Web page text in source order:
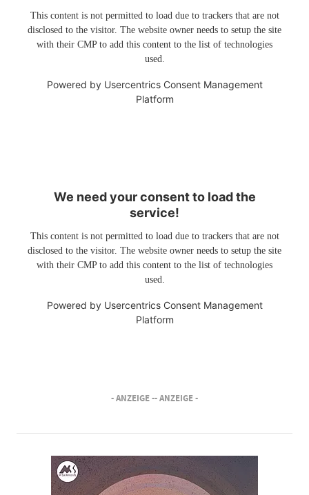
This content is not permitted to load due to trackers that are not
disclosed to the visitor. The website owner needs to setup the site
with their CMP to add this content to the list of technologies
used.
Powered by Usercentrics Consent Management
Platform
We need your consent to load the
service!
This content is not permitted to load due to trackers that are not
disclosed to the visitor. The website owner needs to setup the site
with their CMP to add this content to the list of technologies
used.
Powered by Usercentrics Consent Management
Platform
- ANZEIGE -- ANZEIGE -